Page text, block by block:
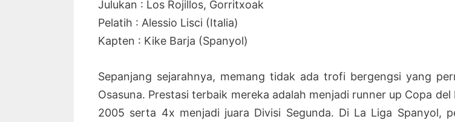
Julukan : Los Rojillos, Gorritxoak
Pelatih : Alessio Lisci (Italia)
Kapten : Kike Barja (Spanyol)
Sepanjang sejarahnya, memang tidak ada trofi bergengsi yang
Osasuna. Prestasi terbaik mereka adalah menjadi runner up Copa del
2005 serta 4x menjadi juara Divisi Segunda. Di La Liga Spanyol,